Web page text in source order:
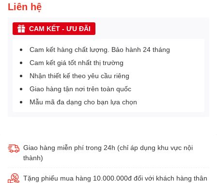
Liên hệ
CAM KẾT - ƯU ĐÃI
Cam kết hàng chất lượng. Bảo hành 24 tháng
Cam kết giá tốt nhất thị trường
Nhận thiết kế theo yêu cầu riêng
Giao hàng tận nơi trên toàn quốc
Mẫu mã đa dạng cho bạn lựa chọn
Giao hàng miễn phí trong 24h (chỉ áp dụng khu vực nội
thành)
Tặng phiếu mua hàng 10.000.000đ đối với khách hàng thân